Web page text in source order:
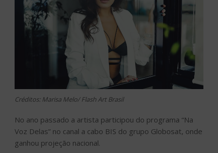
Créditos: Marisa Melo/ Flash Art Brasil
No ano passado a artista participou do programa “Na
Voz Delas” no canal a cabo BIS do grupo Globosat, onde
ganhou projeção nacional.